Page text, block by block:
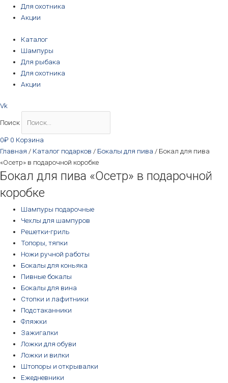
Для охотника
Акции
Каталог
Шампуры
Для рыбака
Для охотника
Акции
Vk
Поиск
0₽ 0 Корзина
Главная / Каталог подарков / Бокалы для пива / Бокал для пива
«Осетр» в подарочной коробке
Бокал для пива «Осетр» в подарочной
коробке
Шампуры подарочные
Чехлы для шампуров
Решетки-гриль
Топоры, тяпки
Ножи ручной работы
Бокалы для коньяка
Пивные бокалы
Бокалы для вина
Стопки и лафитники
Подстаканники
Фляжки
Зажигалки
Ложки для обуви
Ложки и вилки
Штопоры и открывалки
Ежедневники